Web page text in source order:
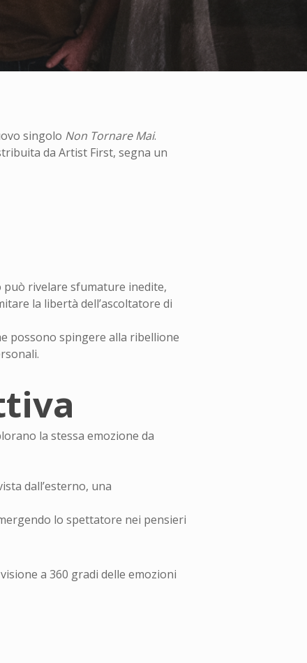
singolo Non Tornare Mai.
da Artist First, segna un
può rivelare sfumature inedite,
la libertà dell’ascoltatore di
possono spingere alla ribellione
la stessa emozione da
dall’esterno, una
lo spettatore nei pensieri
a 360 gradi delle emozioni